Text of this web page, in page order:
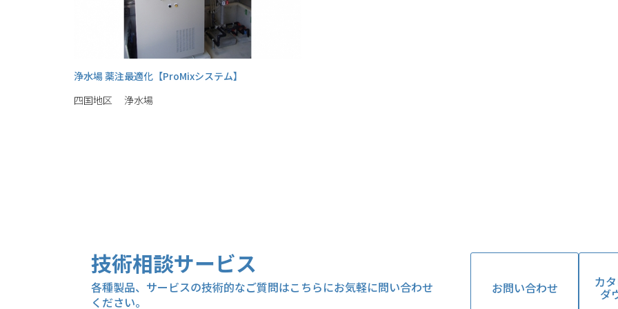
浄水場 薬注最適化【ProMixシステム】
四国地区 浄水場
技術相談サービス
各種製品、サービスの技術的なご質問はこちらにお気軽に問い合わせ
ください。
お問い合わせ カ
ダ